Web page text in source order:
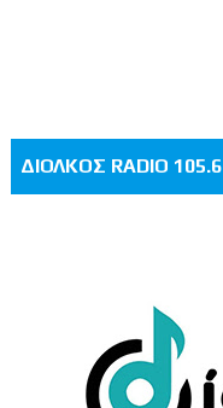
ΔΙΟΛΚΟΣ RADIO 105.6